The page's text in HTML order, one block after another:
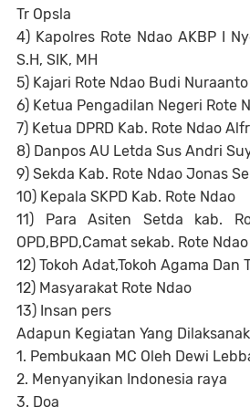
Tr Opsla
4) Kapolres Rote Ndao AKBP I
S.H, SIK, MH
5) Kajari Rote Ndao Budi Nuraanto
6) Ketua Pengadilan Negeri Rote
7) Ketua DPRD Kab. Rote Ndao
8) Danpos AU Letda Sus Andri
9) Sekda Kab. Rote Ndao Jonas
10) Kepala SKPD Kab. Rote Ndao
11) Para Asiten Setda kab.
OPD,BPD,Camat sekab. Rote Ndao
12) Tokoh Adat,Tokoh Agama Dan
12) Masyarakat Rote Ndao
13) Insan pers
Adapun Kegiatan Yang
1. Pembukaan MC Oleh Dewi
2. Menyanyikan Indonesia raya
3. Doa